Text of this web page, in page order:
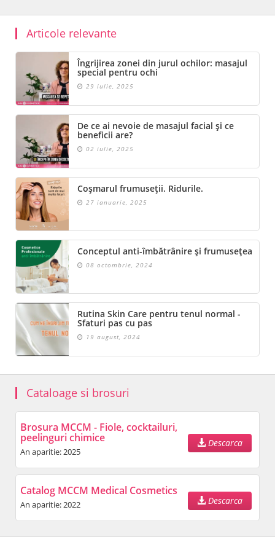
Articole relevante
Îngrijirea zonei din jurul ochilor: masajul
special pentru ochi
29 iulie, 2025
De ce ai nevoie de masajul facial și ce
beneficii are?
02 iulie, 2025
Coșmarul frumuseții. Ridurile.
27 ianuarie, 2025
Conceptul anti-îmbătrânire și frumusețea
08 octombrie, 2024
Rutina Skin Care pentru tenul normal -
Sfaturi pas cu pas
19 august, 2024
Cataloage si brosuri
Brosura MCCM - Fiole, cocktailuri,
peelinguri chimice
An aparitie: 2025
Descarca
Catalog MCCM Medical Cosmetics
An aparitie: 2022 Descarca